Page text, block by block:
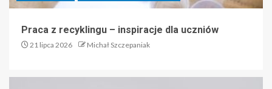
Praca z recyklingu – inspiracje dla uczniów
21 lipca 2026 Michał Szczepaniak